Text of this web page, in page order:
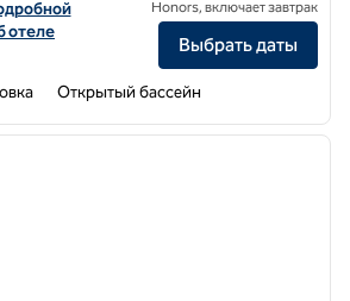
об отеле Panoptis Escape, SLH Hotel
отеле
Honors, включает завтрак
Выбрать даты
Открытый бассейн